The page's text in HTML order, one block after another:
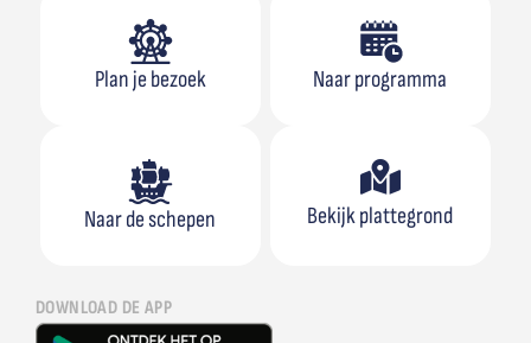
Plan je bezoek Naar programma
Naar de schepen Bekijk plattegrond
DOWNLOAD DE APP